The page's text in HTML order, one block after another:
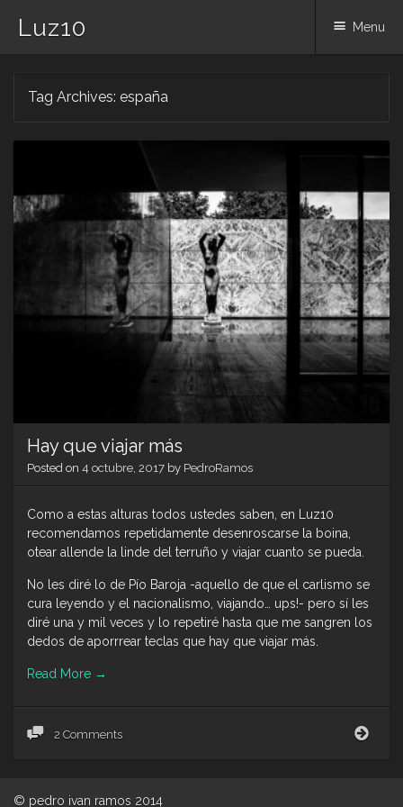
Luz10 Menu
Tag Archives: españa
Hay que viajar más
Posted on 4 octubre, 2017 by PedroRamos
Como a estas alturas todos ustedes saben, en Luz10
recomendamos repetidamente desenroscarse la boina,
otear allende la linde del terruño y viajar cuanto se pueda.
No les diré lo de Pío Baroja -aquello de que el carlismo se
cura leyendo y el nacionalismo, viajando… ups!- pero sí les
diré una y mil veces y lo repetiré hasta que me sangren los
dedos de aporrrear teclas que hay que viajar más.
Read More →
2 Comments
© pedro ivan ramos 2014